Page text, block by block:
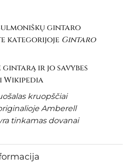
gintaro
kategorijoje Gintaro
gintarą ir jo savybes
Wikipedia
kruopščiai
Amberell
tinkamas dovanai